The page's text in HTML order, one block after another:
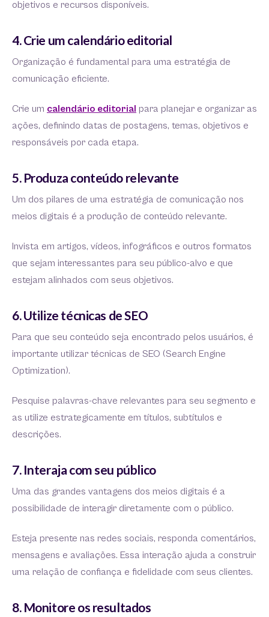
objetivos e recursos disponíveis.
4. Crie um calendário editorial
Organização é fundamental para uma estratégia de
comunicação eficiente.
Crie um calendário editorial para planejar e organizar as
ações, definindo datas de postagens, temas, objetivos e
responsáveis por cada etapa.
5. Produza conteúdo relevante
Um dos pilares de uma estratégia de comunicação nos
meios digitais é a produção de conteúdo relevante.
Invista em artigos, vídeos, infográficos e outros formatos
que sejam interessantes para seu público-alvo e que
estejam alinhados com seus objetivos.
6. Utilize técnicas de SEO
Para que seu conteúdo seja encontrado pelos usuários, é
importante utilizar técnicas de SEO (Search Engine
Optimization).
Pesquise palavras-chave relevantes para seu segmento e
as utilize estrategicamente em títulos, subtítulos e
descrições.
7. Interaja com seu público
Uma das grandes vantagens dos meios digitais é a
possibilidade de interagir diretamente com o público.
Esteja presente nas redes sociais, responda comentários,
mensagens e avaliações. Essa interação ajuda a construir
uma relação de confiança e fidelidade com seus clientes.
8. Monitore os resultados